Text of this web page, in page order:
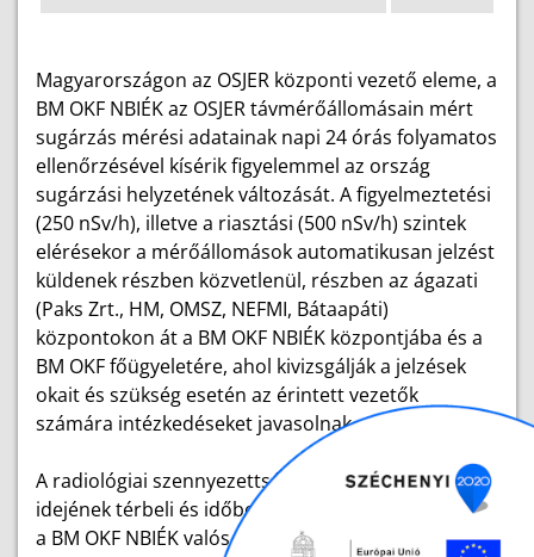
Magyarországon az OSJER központi vezető eleme, a
BM OKF NBIÉK az OSJER távmérőállomásain mért
sugárzás mérési adatainak napi 24 órás folyamatos
ellenőrzésével kísérik figyelemmel az ország
sugárzási helyzetének változását. A figyelmeztetési
(250 nSv/h), illetve a riasztási (500 nSv/h) szintek
elérésekor a mérőállomások automatikusan jelzést
küldenek részben közvetlenül, részben az ágazati
(Paks Zrt., HM, OMSZ, NEFMI, Bátaapáti)
központokon át a BM OKF NBIÉK központjába és a
BM OKF főügyeletére, ahol kivizsgálják a jelzések
okait és szükség esetén az érintett vezetők
számára intézkedéseket javasolnak.
A radiológiai szennyezettség várható helyének,
idejének térbeli és időbeli eloszlása előrejelzéséhez
a BM OKF NBIÉK valós idejű, on-line